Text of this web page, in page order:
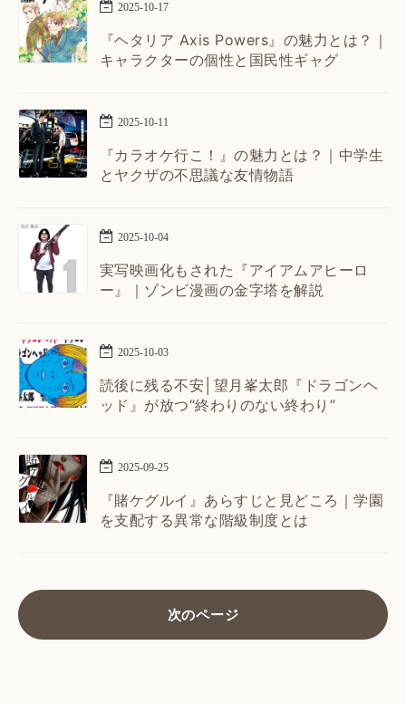
2025-10-17
『ヘタリア Axis Powers』の魅力とは？｜
キャラクターの個性と国民性ギャグ
2025-10-11
『カラオケ行こ！』の魅力とは？｜中学生
とヤクザの不思議な友情物語
2025-10-04
実写映画化もされた『アイアムアヒーロ
ー』｜ゾンビ漫画の金字塔を解説
2025-10-03
読後に残る不安│望月峯太郎『ドラゴンヘ
ッド』が放つ“終わりのない終わり”
2025-09-25
『賭ケグルイ』あらすじと見どころ｜学園
を支配する異常な階級制度とは
次のページ